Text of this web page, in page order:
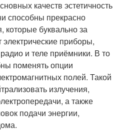
качеств эстетичность
способны прекрасно
которые буквально за
приборы,
и теле приёмники. В то
поменять опции
полей. Такой
излучения,
а также
подачи энергии,